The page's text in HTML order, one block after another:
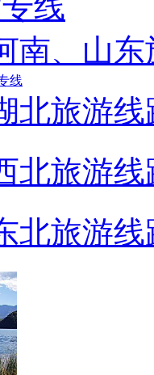
南、山
线
北旅游线
北旅游线
北旅游线